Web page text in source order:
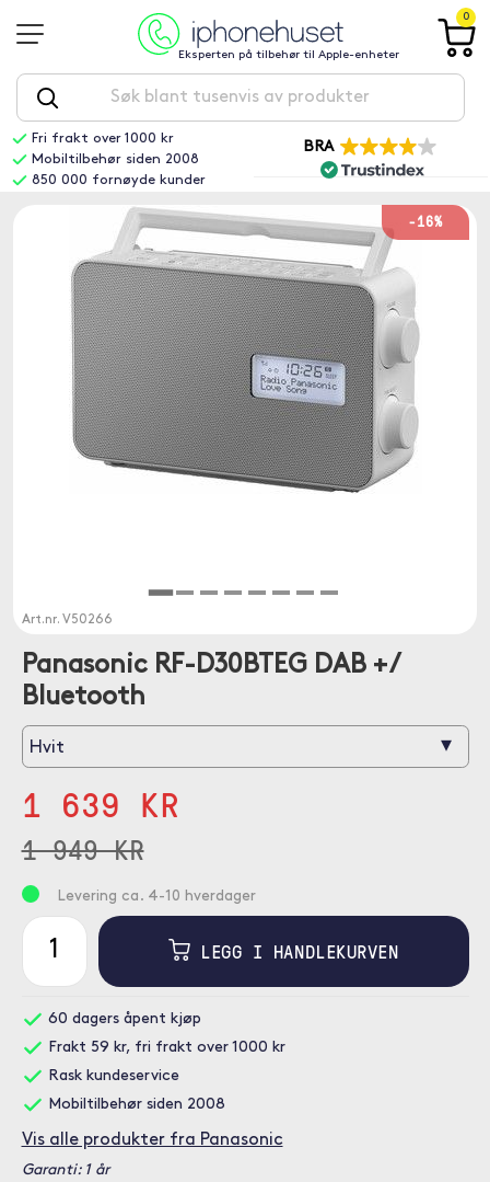
Eksperten på tilbehør til Apple-enheter
0
Fri frakt over 1000 kr
Mobiltilbehør siden 2008
850 000 fornøyde kunder
BRA
-16%
Art.nr. V50266
Panasonic RF-D30BTEG DAB + /
Bluetooth
Hvit ▾
1 639 KR
1 949 KR
Levering ca. 4-10 hverdager
LEGG I HANDLEKURVEN
60 dagers åpent kjøp
Frakt 59 kr, fri frakt over 1000 kr
Rask kundeservice
Mobiltilbehør siden 2008
Vis alle produkter fra Panasonic
Garanti: 1 år